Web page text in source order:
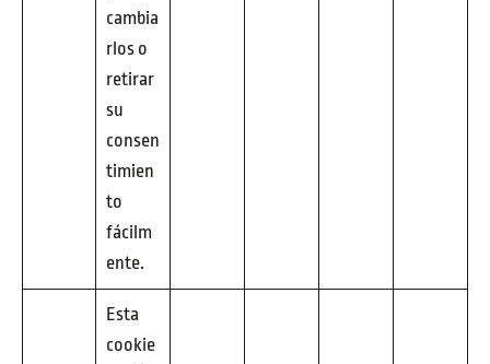
cambia
rlos o
retirar
su
consen
timien
to
fácilm
ente.
Esta
cookie